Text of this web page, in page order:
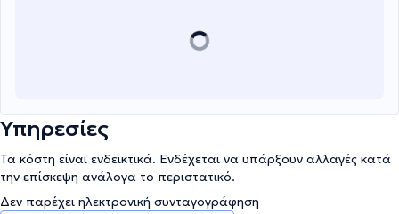
Υπηρεσίες
Τα κόστη είναι ενδεικτικά. Ενδέχεται να υπάρξουν αλλαγές κατά
την επίσκεψη ανάλογα το περιστατικό.
Δεν παρέχει ηλεκτρονική συνταγογράφηση